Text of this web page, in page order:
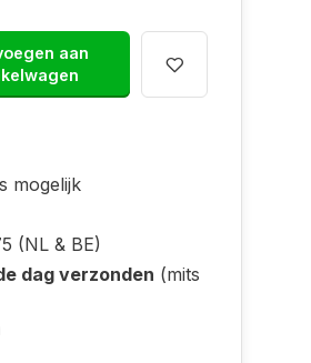
aan
mogelijk
(NL & BE)
dag verzonden (mits